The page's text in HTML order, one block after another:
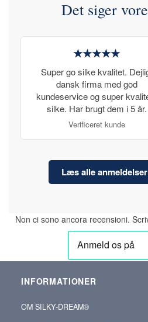
Det siger
★★★★★
Super go silke kvalitet.
dansk firma med god
kundeservice og super
silke. Har brugt dem i 5 år.
Verificeret kunde
Læs alle
Non ci sono ancora recensioni.
INFORMATIONER
OM SILKY‑DREAM®